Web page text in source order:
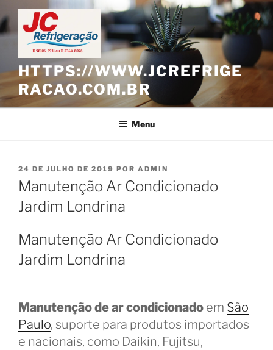
Pular
para
o
conteúdo
HTTPS://WWW.JCREFRIGE
RACAO.COM.BR
Menu
PUBLICADO
EM
24 DE JULHO DE 2019 POR ADMIN
Manutenção Ar Condicionado
Jardim Londrina
Manutenção Ar Condicionado
Jardim Londrina
Manutenção de ar condicionado em São
Paulo, suporte para produtos importados
e nacionais, como Daikin, Fujitsu,